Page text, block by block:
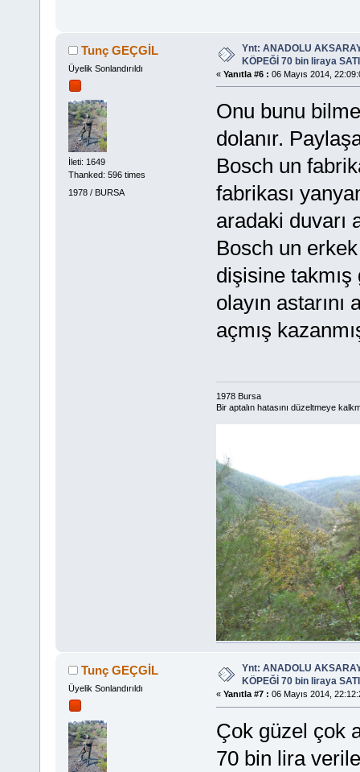
Tunç GEÇGİL
Üyelik Sonlandırıldı
İleti: 1649
Thanked: 596 times
1978 / BURSA
Ynt: ANADOLU
KÖPEĞİ 70 bin liraya
« Yanıtla #6 : 06 Mayıs 2014,
Onu bunu
dolanır.
Bosch un
fabrikası
aradaki duvarı
Bosch un
dişisine
olayın
açmış
1978 Bursa
Bir aptalın hatasını düzeltmeye
Tunç GEÇGİL
Üyelik Sonlandırıldı
Ynt: ANADOLU
KÖPEĞİ 70 bin liraya
« Yanıtla #7 : 06 Mayıs 2014,
Çok güzel çok
70 bin lira